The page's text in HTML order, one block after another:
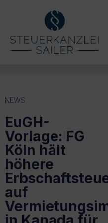
NEWS
EuGH-
Vorlage: FG
Köln hält
höhere
auf